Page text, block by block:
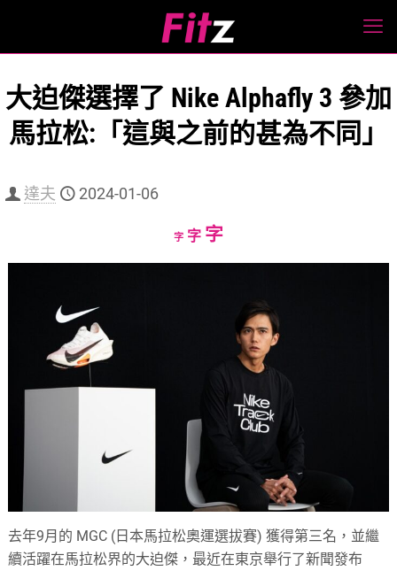
大迫傑選擇了 Nike Alphafly 3 參加
馬拉松:「這與之前的甚為不同」
達夫 2024-01-06
字Decrease
字Reset
字Increase
去年9月的 MGC (日本馬拉松奧運選拔賽) 獲得第三名，並繼
續活躍在馬拉松界的大迫傑，最近在東京舉行了新聞發布